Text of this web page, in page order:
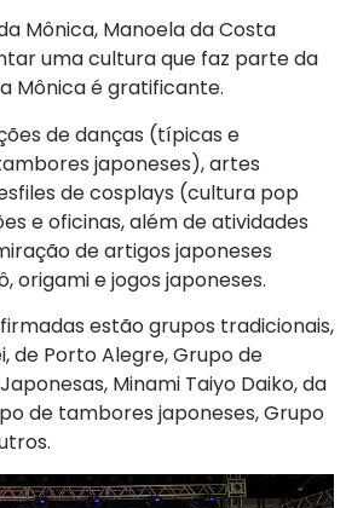
Mônica, Manoela da Costa
uma cultura que faz parte da
Mônica é gratificante.
de danças (típicas e
japoneses), artes
de cosplays (cultura pop
e oficinas, além de atividades
de artigos japoneses
origami e jogos japoneses.
estão grupos tradicionais,
de Porto Alegre, Grupo de
Minami Taiyo Daiko, da
de tambores japoneses, Grupo